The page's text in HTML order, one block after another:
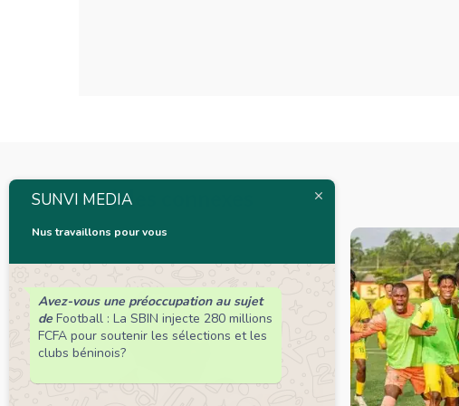
Articles connexes
SUNVI MEDIA
Nus travaillons pour vous
Avez-vous une préoccupation au sujet
de Football : La SBIN injecte 280 millions
FCFA pour soutenir les sélections et les
clubs béninois?